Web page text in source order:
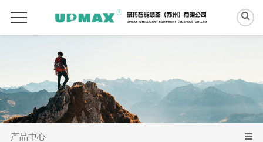
产品中心